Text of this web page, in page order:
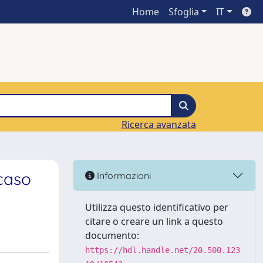
Home Sfoglia IT
Ricerca avanzata
Informazioni
Utilizza questo identificativo per
citare o creare un link a questo
documento:
https://hdl.handle.net/20.500.123